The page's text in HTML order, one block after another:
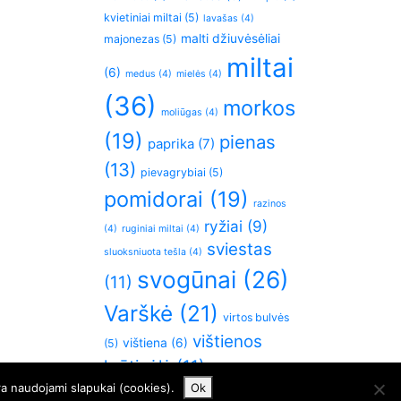
kvietiniai miltai (5) lavašas (4)
majonezas (5) malti džiuvėsėliai
(6) medus (4) mielės (4)
miltai
(36)
moliūgas (4) morkos
(19) paprika (7) pienas
(13) pievagrybiai (5)
pomidorai (19) razinos
(4) ruginiai miltai (4) ryžiai (9)
sluoksniuota tešla (4) sviestas
(11) svogūnai (26)
Varškė (21) virtos bulvės
(5) vištiena (6) vištienos
krūtinėlė(11)
naudojami slapukai (cookies). Ok